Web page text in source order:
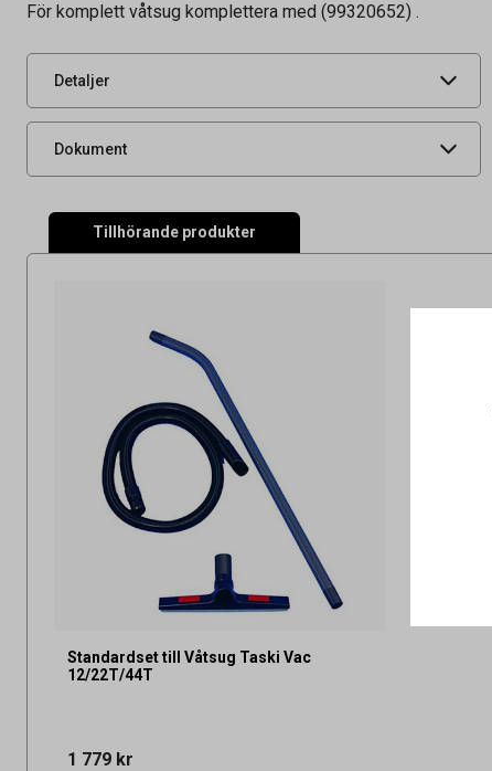
För komplett våtsug komplettera med (99320652) .
Detaljer
Leverantörens
8003380
UNSPSC 47121602
Dokument
produktdatablad
Tillhörande produkter
Standardset till Våtsug Taski Vac
12/22T/44T
1 779 kr